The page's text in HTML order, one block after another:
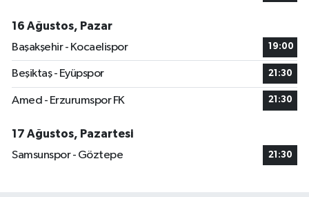
16 Ağustos, Pazar
Başakşehir - Kocaelispor
19:00
Beşiktaş - Eyüpspor 21:30
Amed - Erzurumspor FK 21:30
17 Ağustos, Pazartesi
Samsunspor - Göztepe
21:30